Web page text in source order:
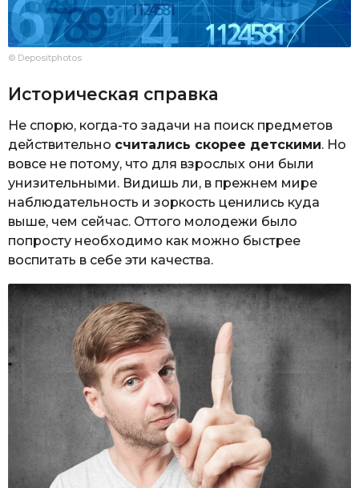
© Depositphotos
Историческая справка
Не спорю, когда-то задачи на поиск предметов
действительно считались скорее детскими. Но
вовсе не потому, что для взрослых они были
унизительными. Видишь ли, в прежнем мире
наблюдательность и зоркость ценились куда
выше, чем сейчас. Оттого молодежи было
попросту необходимо как можно быстрее
воспитать в себе эти качества.